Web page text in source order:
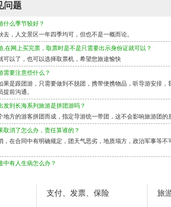
问题
什么季节较好？
去，人文景区一年四季均可，但也不是一概而论。
,在网上买完票，取票时是不是只需要出示身份证就可以？
可以了，也可以选择取票机，希望您旅途愉快
需要注意些什么？
果是跟团游，只需要做到不脱团，携带便携物品，听导游安排
前沟通。
发到长海系列旅游是拼团游吗？
地方的游客拼团而成，指定导游统一带团，这不会影响旅游团的
取消了怎么办，责任算谁的？
，在合同中有明确规定，团天气恶劣，地质塌方，政治军事等
中有人生病怎么办？
脱团了怎么办？
支付、发票、保险 旅